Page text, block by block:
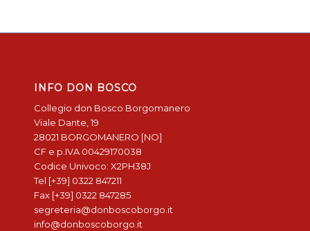
INFO DON BOSCO
Collegio don Bosco Borgomanero
Viale Dante, 19
28021 BORGOMANERO [NO]
CF e p.IVA 00429170038
Codice Univoco: X2PH38J
Tel [+39] 0322 847211
Fax [+39] 0322 847285
segreteria@donboscoborgo.it
info@donboscoborgo.it